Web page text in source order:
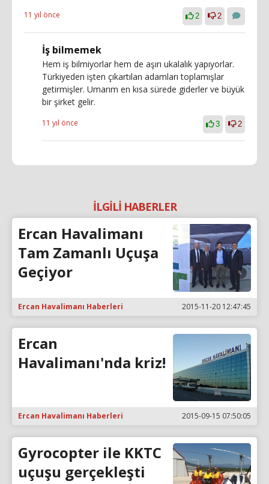
11 yıl önce 2 2
İş bilmemek
Hem iş bilmiyorlar hem de aşırı ukalalık yapıyorlar.
Türkiyeden işten çıkartılan adamları toplamışlar
getirmişler. Umarım en kısa sürede giderler ve büyük
bir şirket gelir.
11 yıl önce 3 2
İLGİLİ HABERLER
Ercan Havalimanı
Tam Zamanlı Uçuşa
Geçiyor
Ercan Havalimanı Haberleri 2015-11-20 12:47:45
Ercan
Havalimanı'nda kriz!
Ercan Havalimanı Haberleri 2015-09-15 07:50:05
Gyrocopter ile KKTC
uçuşu gerçekleşti